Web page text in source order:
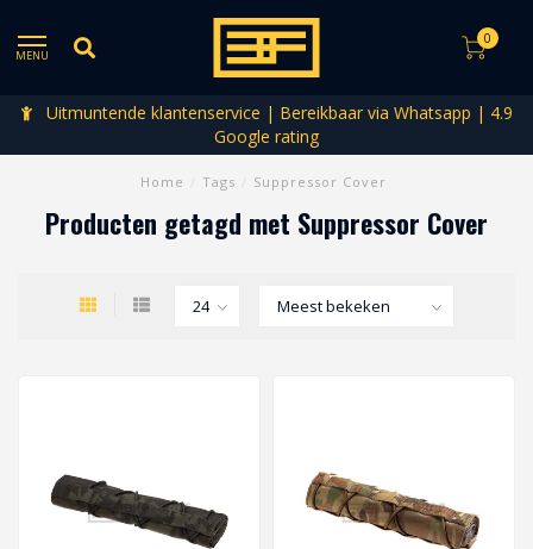
MENU
0
Uitmuntende klantenservice | Bereikbaar via Whatsapp | 4.9
Google rating
Home Tags Suppressor Cover
Producten getagd met Suppressor Cover